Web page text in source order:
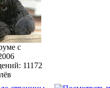
с
11172